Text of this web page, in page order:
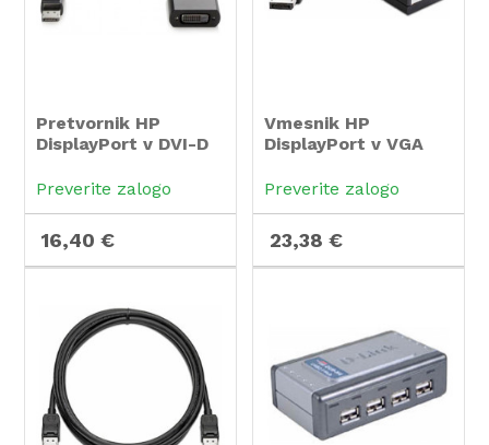
Pretvornik HP
DisplayPort v DVI-D
Preverite zalogo
16,40 €
Vmesnik HP
DisplayPort v VGA
Preverite zalogo
23,38 €